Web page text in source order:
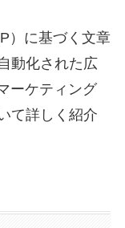
）に基づく文章
動化された広
ーケティング
て詳しく紹介